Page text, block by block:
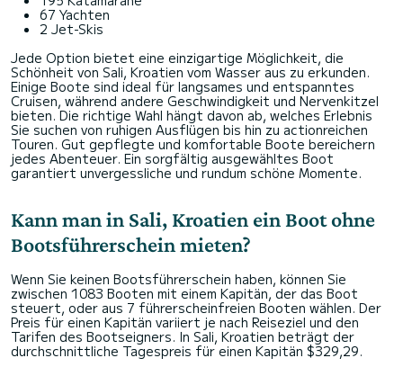
67 Yachten
2 Jet-Skis
Jede Option bietet eine einzigartige Möglichkeit, die
Schönheit von Sali, Kroatien vom Wasser aus zu erkunden.
Einige Boote sind ideal für langsames und entspanntes
Cruisen, während andere Geschwindigkeit und Nervenkitzel
bieten. Die richtige Wahl hängt davon ab, welches Erlebnis
Sie suchen von ruhigen Ausflügen bis hin zu actionreichen
Touren. Gut gepflegte und komfortable Boote bereichern
jedes Abenteuer. Ein sorgfältig ausgewähltes Boot
garantiert unvergessliche und rundum schöne Momente.
Kann man in Sali, Kroatien ein Boot ohne
Bootsführerschein mieten?
Wenn Sie keinen Bootsführerschein haben, können Sie
zwischen 1083 Booten mit einem Kapitän, der das Boot
steuert, oder aus 7 führerscheinfreien Booten wählen. Der
Preis für einen Kapitän variiert je nach Reiseziel und den
Tarifen des Bootseigners. In Sali, Kroatien beträgt der
durchschnittliche Tagespreis für einen Kapitän $329,29.